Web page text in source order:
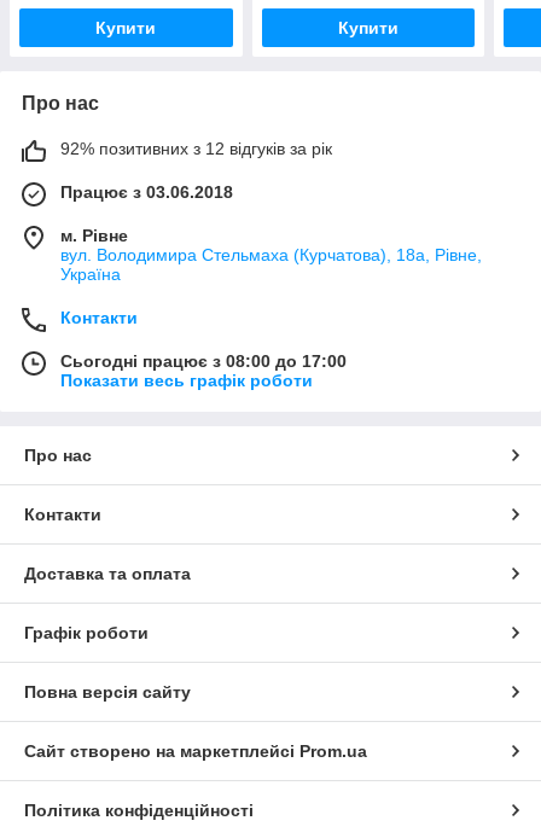
Купити Купити
Про нас
92% позитивних з 12 відгуків за рік
Працює з 03.06.2018
м. Рівне
вул. Володимира Стельмаха (Курчатова), 18а, Рівне,
Україна
Контакти
Сьогодні працює з 08:00 до 17:00
Показати весь графік роботи
Про нас
Контакти
Доставка та оплата
Графік роботи
Повна версія сайту
Сайт створено на маркетплейсі Prom.ua
Політика конфіденційності